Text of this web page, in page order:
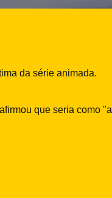
da série animada.
que seria como "a